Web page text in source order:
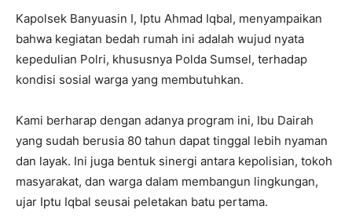
Kapolsek Banyuasin I, Iptu Ahmad Iqbal, menyampaikan
bahwa kegiatan bedah rumah ini adalah wujud nyata
kepedulian Polri, khususnya Polda Sumsel, terhadap
kondisi sosial warga yang membutuhkan.
Kami berharap dengan adanya program ini, Ibu Dairah
yang sudah berusia 80 tahun dapat tinggal lebih nyaman
dan layak. Ini juga bentuk sinergi antara kepolisian, tokoh
masyarakat, dan warga dalam membangun lingkungan,
ujar Iptu Iqbal seusai peletakan batu pertama.